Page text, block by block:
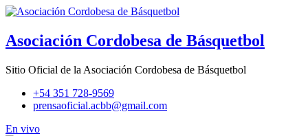
Skip
content
Asociación Cordobesa de Básquetbol
Sitio Oficial de la Asociación Cordobesa de Básquetbol
+54 351 728-9569
prensaoficial.acbb@gmail.com
En vivo